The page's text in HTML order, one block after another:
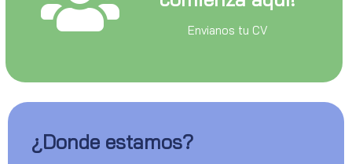
Envianos tu CV
¿Donde estamos?